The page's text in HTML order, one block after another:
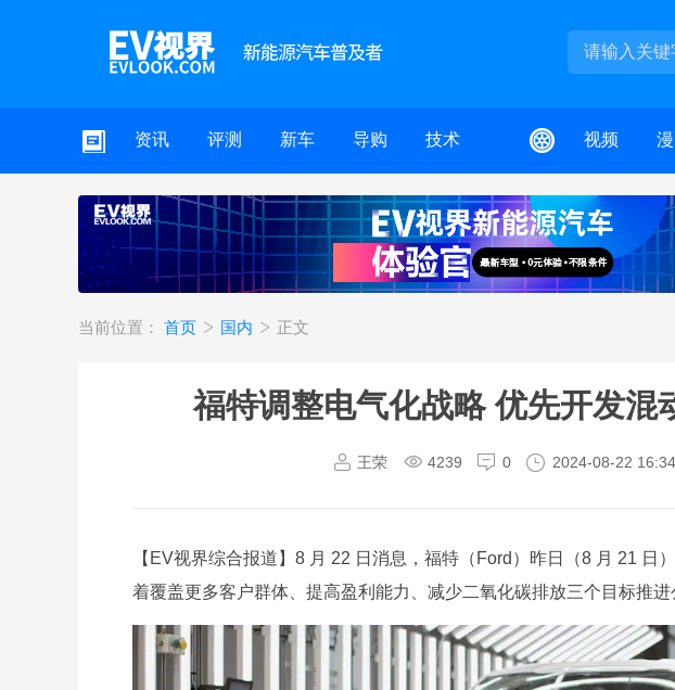
资讯 评测 新车 导购 技术 视频
当前位置： 首页 国内 正文
福特调整电气化战略 优先开发混
王荣 4239 0 2024-08-22 16:34
【EV视界综合报道】8 月 22 日消息，福特（Ford）昨日（8 月 21 日
着覆盖更多客户群体、提高盈利能力、减少二氧化碳排放三个目标推进